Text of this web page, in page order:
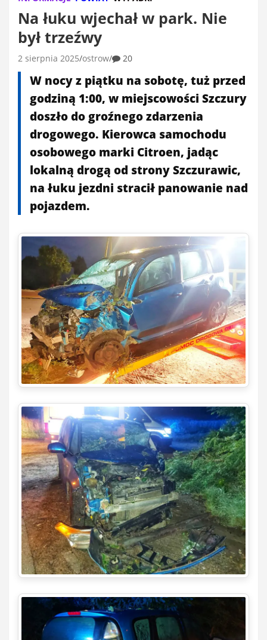
Na łuku wjechał w park. Nie
był trzeźwy
2 sierpnia 2025 ostrow 20
W nocy z piątku na sobotę, tuż przed
godziną 1:00, w miejscowości Szczury
doszło do groźnego zdarzenia
drogowego. Kierowca samochodu
osobowego marki Citroen, jadąc
lokalną drogą od strony Szczurawic,
na łuku jezdni stracił panowanie nad
pojazdem.